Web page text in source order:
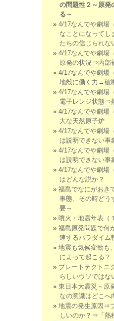
の問題性２～原発
る～
4/17なんでや劇場
なことになって
たちの信じられな
4/17なんでや劇場
原発の状況⇒内部
4/17なんでや劇場
地殻に働く力→破
4/17なんでや劇場
電子レンジ状態⇒
4/17なんでや劇場
大な天然原子炉
4/17なんでや劇
は説明できない
4/17なんでや劇
は説明できない
4/17なんでや劇場
はどんな説か？
福島でなにがおき
事態、その時どう
要～
噴火・地震年表（
福島原発問題で
速するパラダイム
地震も気候変動も
によって起こる？
プレートテクトニ
らしいウソではな
東日本大震災～原
なの意識はどこへ
地震の発生原因⇒
しいのか？⇒「熱